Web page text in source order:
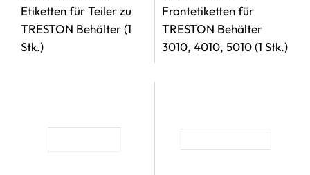
Etiketten für Teiler zu
TRESTON Behälter(1
Stk.)
Frontetiketten für
TRESTON Behälter
3010, 4010, 5010(1 Stk.)